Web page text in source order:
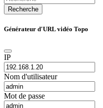
Recherche
Générateur d'URL vidéo Topo
IP
Nom d'utilisateur
Mot de passe